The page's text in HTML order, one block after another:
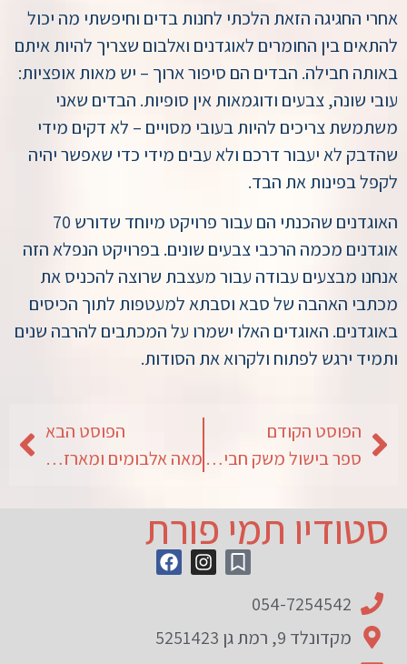
אחרי החגיגה הזאת הלכתי לחנות בדים וחיפשתי מה יכול
להתאים בין החומרים לאוגדנים ואלבום שצריך להיות איתם
באותה חבילה. הבדים הם סיפור ארוך – יש מאות אופציות:
עובי שונה, צבעים ודוגמאות אין סופיות. הבדים שאני
משתמשת צריכים להיות בעובי מסויים – לא דקים מידי
שהדבק לא יעבור דרכם ולא עבים מידי כדי שאפשר יהיה
לקפל בפינות את הבד.
האוגדנים שהכנתי הם עבור פרויקט מיוחד שדורש 70
אוגדנים מכמה הרכבי צבעים שונים. בפרויקט הנפלא הזה
אנחנו מבצעים עבודה עבור מעצבת שרוצה להכניס את
מכתבי האהבה של סבא וסבתא למעטפות לתוך הכיסים
באוגדנים. האוגדים האלו ישמרו על המכתבים להרבה שנים
ותמיד ירגש לפתוח ולקרוא את הסודות.
הפוסט הקודם
ספר בישול משק חביביאן
הפוסט הבא
מאה אלבומים ומארזים למסמכים
סטודיו תמי פורת
054-7254542
מקדונלד 9, רמת גן 5251423